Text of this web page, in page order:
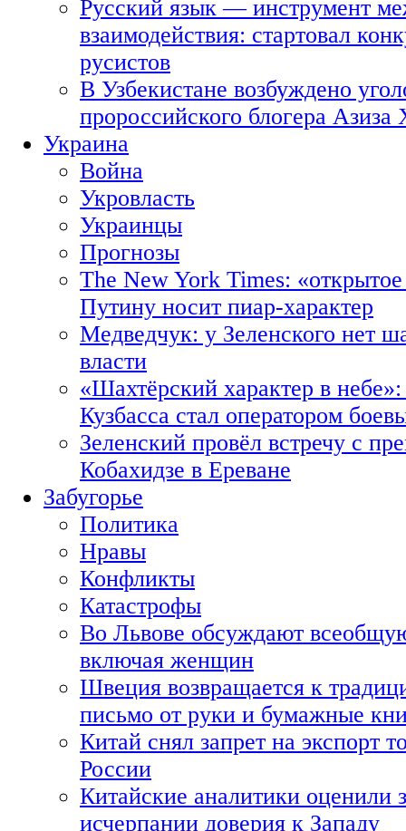
Русский язык — инструмент
взаимодействия: стартовал
русистов
В Узбекистане возбуждено
пророссийского блогера Азиза
Украина
Война
Укровласть
Украинцы
Прогнозы
The New York Times:
Путину носит пиар-характер
Медведчук: у Зеленского нет
власти
«Шахтёрский характер в
Кузбасса стал оператором
Зеленский провёл встречу с
Кобахидзе в Ереване
Забугорье
Политика
Нравы
Конфликты
Катастрофы
Во Львове обсуждают
включая женщин
Швеция возвращается к
письмо от руки и бумажные
Китай снял запрет на экспорт
России
Китайские аналитики оценили
исчерпании доверия к Западу